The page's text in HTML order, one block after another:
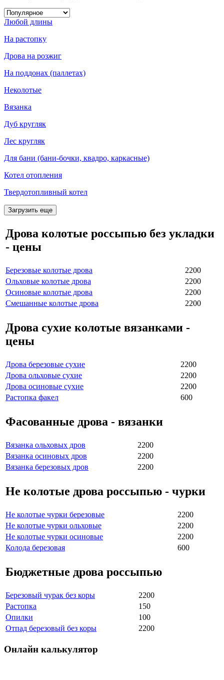
Любой длины
На растопку
Дрова на розжиг
На поддонах (паллетах)
Неколотые
Вязанка
Дуб кругляк
Лес кругляк
Для бани (бани-бочки, квадро, каркасные)
Котел отопления
Твердотопливный котел
Загрузить еще
Дрова колотые россыпью без укладки
- цены
Березовые колотые дрова
2200
Ольховые колотые дрова
2200
Осиновые колотые дрова
2200
Смешанные колотые дрова
2200
Дрова сухие колотые вязанками -
цены
Дрова березовые сухие
2200
Дрова ольховые сухие
2200
Дрова осиновые сухие
2200
Растопка факел
600
Фасованные дрова - вязанки
Вязанка ольховых дров
2200
Вязанка осиновых дров
2200
Вязанка березовых дров
2200
Не колотые дрова россыпью - чурки
Не колотые чурки березовые
2200
Не колотые чурки ольховые
2200
Не колотые чурки осиновые
2200
Колода березовая
600
Бюджетные дрова россыпью
Березовый чурак без коры
2200
Растопка
150
Опилки
100
Отпад березовый без коры
2200
Онлайн калькулятор